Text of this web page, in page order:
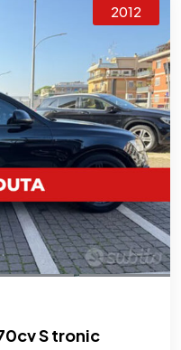
2012
S tronic